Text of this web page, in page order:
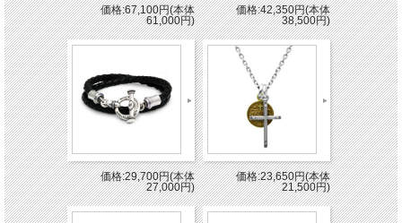
価格:67,100円(本体
61,000円)
価格:42,350円(本体
38,500円)
価格:29,700円(本体
27,000円)
価格:23,650円(本体
21,500円)